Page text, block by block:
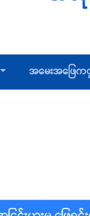
အမေးအဖြေက